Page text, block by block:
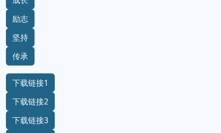
励志
坚持
传承
下载链接1
下载链接2
下载链接3